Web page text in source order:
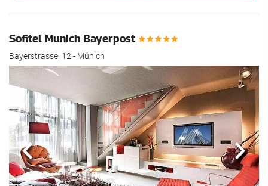
Sofitel Munich Bayerpost
Bayerstrasse, 12 - Múnich
Anterior